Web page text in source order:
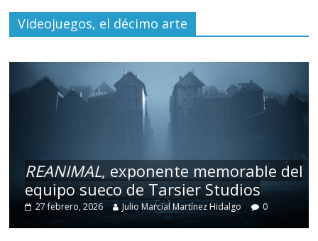
Videojuegos, el décimo arte
REANIMAL, exponente memorable del
equipo sueco de Tarsier Studios
27 febrero, 2026 Julio Marcial Martínez Hidalgo 0